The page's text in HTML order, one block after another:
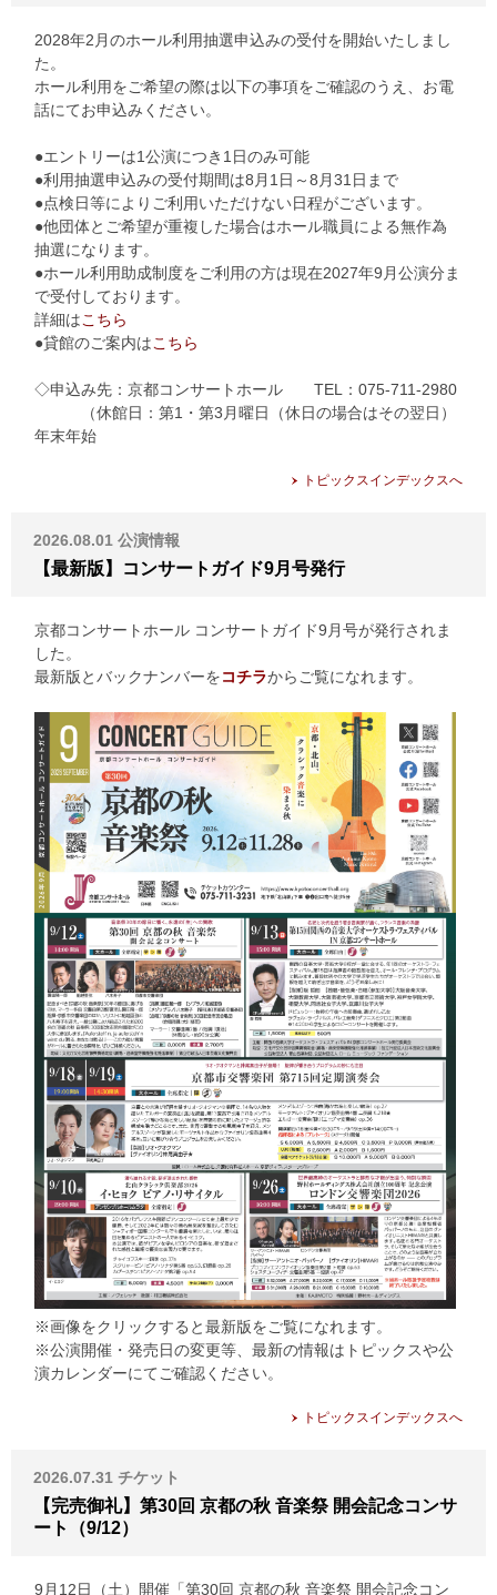
2028年2月のホール利用抽選申込みの受付を開始いたしまし
た。
ホール利用をご希望の際は以下の事項をご確認のうえ、お電
話にてお申込みください。
●エントリーは1公演につき1日のみ可能
●利用抽選申込みの受付期間は8月1日～8月31日まで
●点検日等によりご利用いただけない日程がございます。
●他団体とご希望が重複した場合はホール職員による無作為
抽選になります。
●ホール利用助成制度をご利用の方は現在2027年9月公演分ま
で受付しております。
詳細はこちら
●貸館のご案内はこちら
◇申込み先：京都コンサートホール TEL：075-711-2980
（休館日：第1・第3月曜日（休日の場合はその翌日）
年末年始
トピックスインデックスへ
2026.08.01 公演情報
【最新版】コンサートガイド9月号発行
京都コンサートホール コンサートガイド9月号が発行されま
した。
最新版とバックナンバーをコチラからご覧になれます。
※画像をクリックすると最新版をご覧になれます。
※公演開催・発売日の変更等、最新の情報はトピックスや公
演カレンダーにてご確認ください。
トピックスインデックスへ
2026.07.31 チケット
【完売御礼】第30回 京都の秋 音楽祭 開会記念コンサ
ート（9/12）
9月12日（土）開催「第30回 京都の秋 音楽祭 開会記念コン